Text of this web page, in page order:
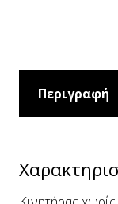
Περιγραφή